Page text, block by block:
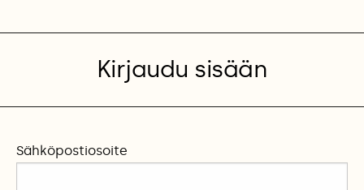
Kirjaudu sisään
Sähköpostiosoite